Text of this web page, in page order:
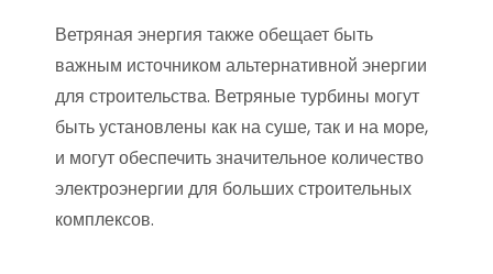
Ветряная энергия также обещает быть
важным источником альтернативной энергии
для строительства. Ветряные турбины могут
быть установлены как на суше, так и на море,
и могут обеспечить значительное количество
электроэнергии для больших строительных
комплексов.